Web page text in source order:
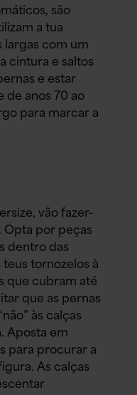
são
a tua
largas com um
cintura e saltos
e estar
de anos 70 ao
para marcar a
vão fazer-
Opta por peças
dentro das
teus tornozelos à
que cubram até
que as pernas
às calças
Aposta em
para procurar a
As calças